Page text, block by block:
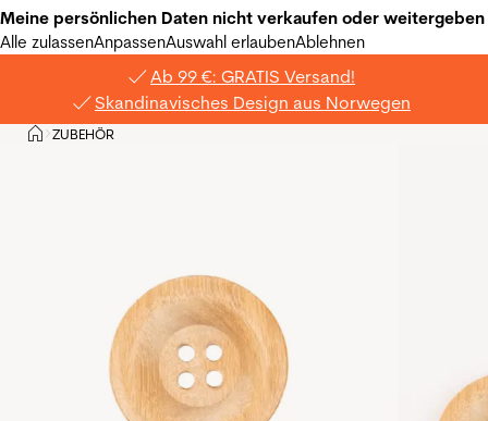
Meine persönlichen Daten nicht verkaufen oder weitergeben
Alle zulassenAnpassenAuswahl erlaubenAblehnen
Ab 99 €: GRATIS Versand!
Skandinavisches Design aus Norwegen
Privat
>ZUBEHÖR